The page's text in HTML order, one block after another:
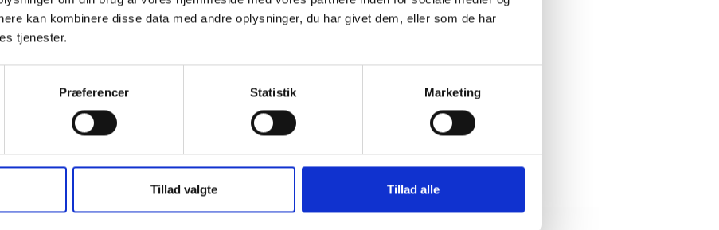
kan kombinere disse data med andre oplysninger, du har givet dem, eller som de har
tjenester.
Præferencer Statistik Marketing
Tillad valgte Tillad alle
Jungshoved
konsulent
73 15 46